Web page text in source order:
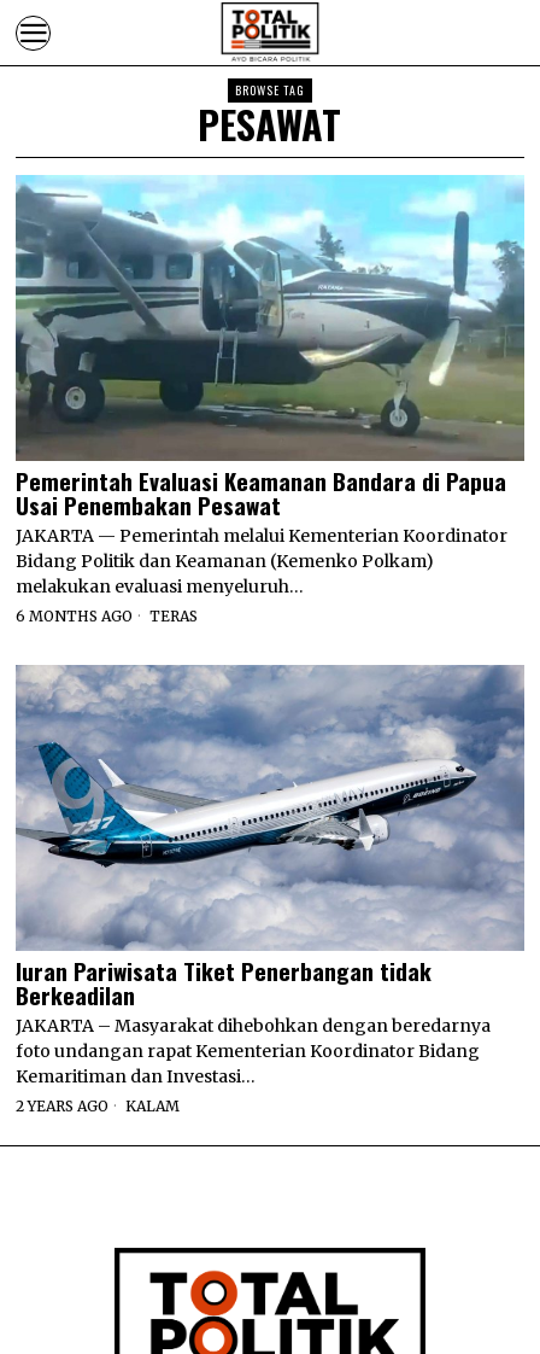
BROWSE TAG
PESAWAT
Pemerintah Evaluasi Keamanan Bandara di Papua
Usai Penembakan Pesawat
JAKARTA — Pemerintah melalui Kementerian Koordinator
Bidang Politik dan Keamanan (Kemenko Polkam)
melakukan evaluasi menyeluruh…
6 MONTHS AGO TERAS
Iuran Pariwisata Tiket Penerbangan tidak
Berkeadilan
JAKARTA – Masyarakat dihebohkan dengan beredarnya
foto undangan rapat Kementerian Koordinator Bidang
Kemaritiman dan Investasi…
2 YEARS AGO KALAM